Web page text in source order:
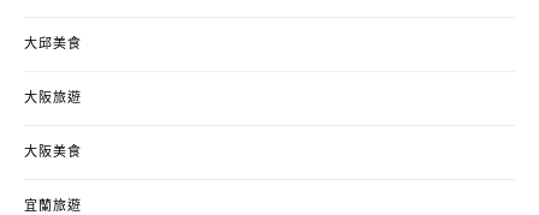
大邱美食
大阪旅遊
大阪美食
宜蘭旅遊